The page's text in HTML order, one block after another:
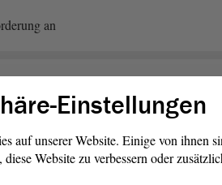
an
Wolfskompetenzzentrum abschaffen!
Versorgung
Einstellungen
auf unserer Website. Einige von ihnen
diese Website zu verbessern oder